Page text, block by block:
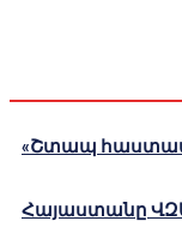
«Շտապ
Հայաստանը